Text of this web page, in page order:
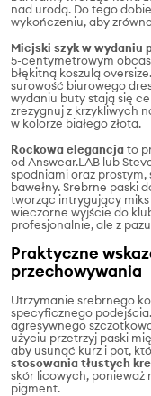
nad urodą. Do tego
wykończeniu, aby
Miejski szyk w wydaniu
5-centymetrowym
błękitną koszulą
surowość biurowego
wydaniu buty stają się
zrezygnuj z krzykliwych
w kolorze białego złota.
Rockowa elegancjato
od Answear.LAB lub
spodniami oraz prostym,
bawełny. Srebrne paski
tworząc intrygujący miks
wieczorne wyjście do
profesjonalnie, ale z
Praktyczne
przechowywania
Utrzymanie srebrnego
specyficznego
agresywnego
użyciu przetrzyj paski
aby usunąć kurz i pot,
stosowania tłustych
skór licowych,
pigment.